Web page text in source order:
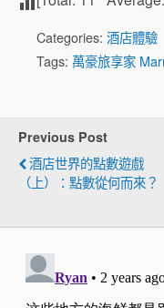
Categories: 酒店體驗
Tags: 萬豪旅享家
Previous Post
酒店世界的點數遊戲
（上）：點數從何而來？